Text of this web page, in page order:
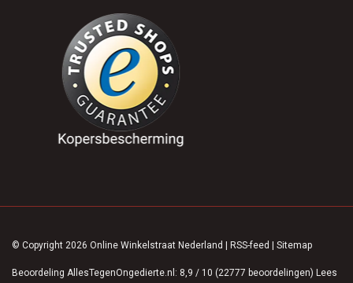
© Copyright 2026 Online Winkelstraat Nederland | RSS-feed | Sitemap
Beoordeling AllesTegenOngedierte.nl : 8,9 / 10 (22777 beoordelingen) Lees